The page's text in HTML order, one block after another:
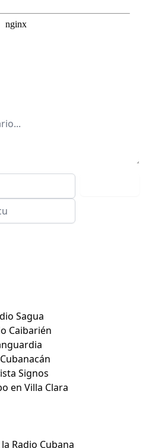
Sagua
Caibarién
Signos
en Villa Clara
Radio Cubana